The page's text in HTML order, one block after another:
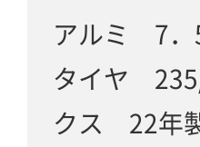
アルミ 7
タイヤ
クス 22年